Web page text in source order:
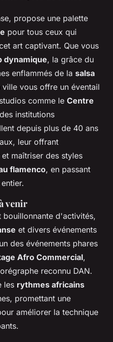
propose une palette
pour tous ceux qui
art captivant. Que vous
dynamique, la grâce du
enflammés de la salsa
ville vous offre un éventail
comme le Centre
institutions
depuis plus de 40 ans
leur offrant
maîtriser des styles
flamenco, en passant
venir
bouillonnante d'activités,
et divers événements
des événements phares
Afro Commercial,
reconnu DAN.
les rythmes africains
promettant une
améliorer la technique